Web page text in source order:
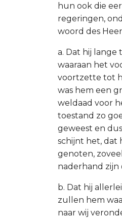
hun ook die
regeringen,
woord des
a. Dat hij lange
waaraan het
voortzette tot
was hem een
weldaad voor
toestand zo
geweest en
schijnt het, dat
genoten,
naderhand zijn
b. Dat hij
zullen hem
naar wij